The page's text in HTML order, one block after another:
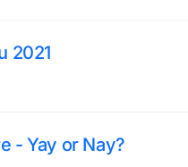
2021
- Yay or Nay?